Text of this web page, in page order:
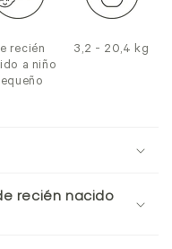
recién
a niño
3,2 - 20,4 kg
recién nacido